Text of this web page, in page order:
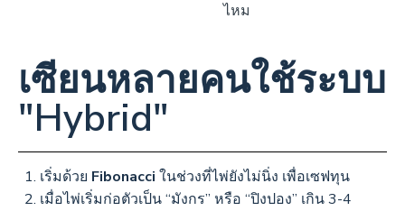
ไหม
เซียนหลายคนใช้ระบบ
"Hybrid"
เริ่มด้วย Fibonacci ในช่วงที่ไพ่ยังไม่นิ่ง เพื่อเซฟทุน
เมื่อไพ่เริ่มก่อตัวเป็น “มังกร” หรือ “ปิงปอง” เกิน 3-4